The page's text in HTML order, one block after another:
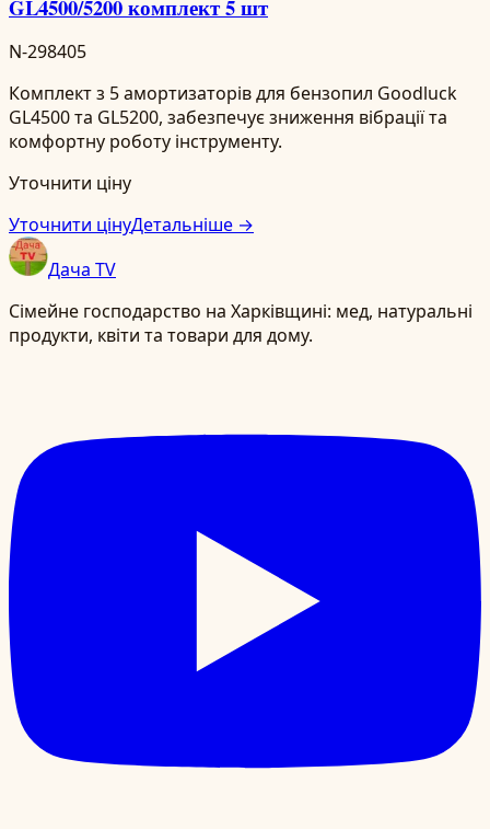
GL4500/5200 комплект 5 шт
N-298405
Комплект з 5 амортизаторів для бензопил Goodluck
GL4500 та GL5200, забезпечує зниження вібрації та
комфортну роботу інструменту.
Уточнити ціну
Уточнити цінуДетальніше →
Дача TV
Сімейне господарство на Харківщині: мед, натуральні
продукти, квіти та товари для дому.